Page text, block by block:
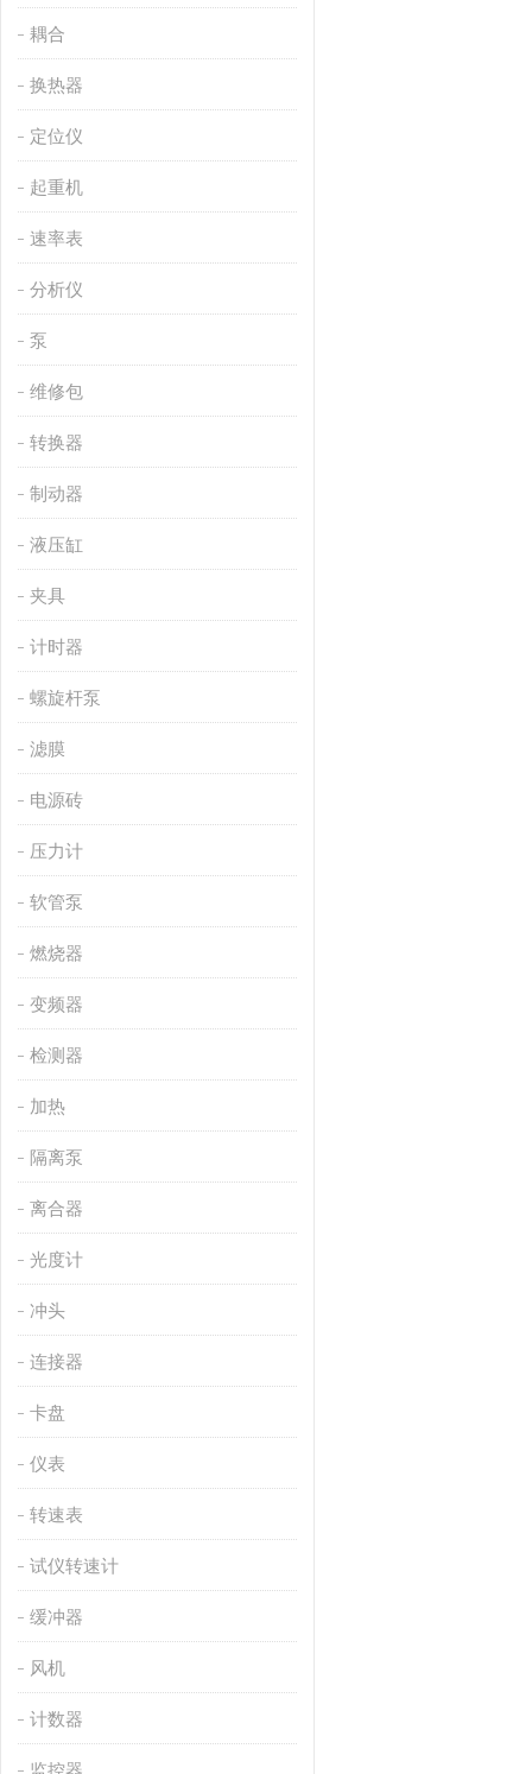
耦合
换热器
定位仪
起重机
速率表
分析仪
泵
维修包
转换器
制动器
液压缸
夹具
计时器
螺旋杆泵
滤膜
电源砖
压力计
软管泵
燃烧器
变频器
检测器
加热
隔离泵
离合器
光度计
冲头
连接器
卡盘
仪表
转速表
试仪转速计
缓冲器
风机
计数器
监控器